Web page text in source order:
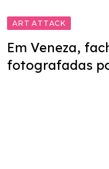
ART ATTACK
Em Veneza,
fotografadas